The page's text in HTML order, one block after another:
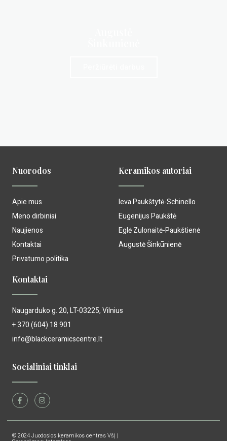
Nuorodos
Apie mus
Meno dirbiniai
Naujienos
Kontaktai
Privatumo politika
Keramikos autoriai
Ieva Paukštytė-Schinello
Eugenijus Paukštė
Eglė Zulonaitė-Paukštienė
Augustė Šinkūnienė
Kontaktai
Naugarduko g. 20, LT-03225, Vilnius
+ 370 (604) 18 901
info@blackceramicscentre.lt
Socialiniai tinklai
© 2024 Juodosios keramikos centras VšĮ |